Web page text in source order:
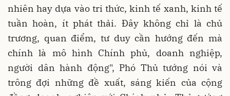
nhiên hay dựa vào tri thức, kinh tế xanh, kinh tế
tuần hoàn, ít phát thải. Đây không chỉ là chủ
trương, quan điểm, tư duy cần hướng đến mà
chính là mô hình Chính phủ, doanh nghiệp,
người dân hành động", Phó Thủ tướng nói và
trông đợi những đề xuất, sáng kiến của cộng